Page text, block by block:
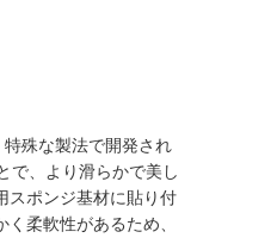
殊な製法で開発され
で、より滑らかで美し
スポンジ基材に貼り付
柔軟性があるため、